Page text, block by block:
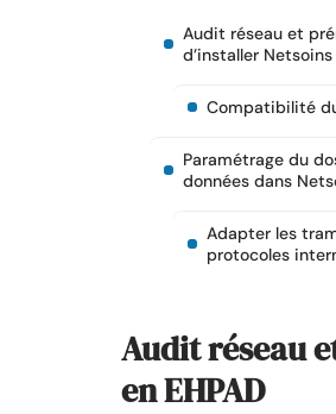
Audit réseau et
d’installer Netsoins
Compatibilité
Paramétrage du
données dans
Adapter les
protocoles
Audit réseau
en EHPAD